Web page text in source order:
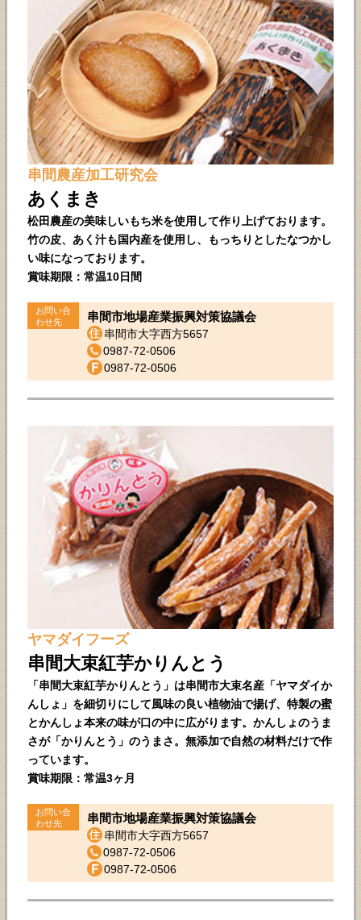
串間農産加工研究会
あくまき
松田農産の美味しいもち米を使用して作り上げております。
竹の皮、あく汁も国内産を使用し、もっちりとしたなつかし
い味になっております。
賞味期限：常温10日間
お問い合
わせ先
串間市地場産業振興対策協議会
串間市大字西方5657
0987-72-0506
0987-72-0506
ヤマダイフーズ
串間大束紅芋かりんとう
「串間大束紅芋かりんとう」は串間市大束名産「ヤマダイか
んしょ」を細切りにして風味の良い植物油で揚げ、特製の蜜
とかんしょ本来の味が口の中に広がります。かんしょのうま
さが「かりんとう」のうまさ。無添加で自然の材料だけで作
っています。
賞味期限：常温3ヶ月
お問い合
わせ先
串間市地場産業振興対策協議会
串間市大字西方5657
0987-72-0506
0987-72-0506